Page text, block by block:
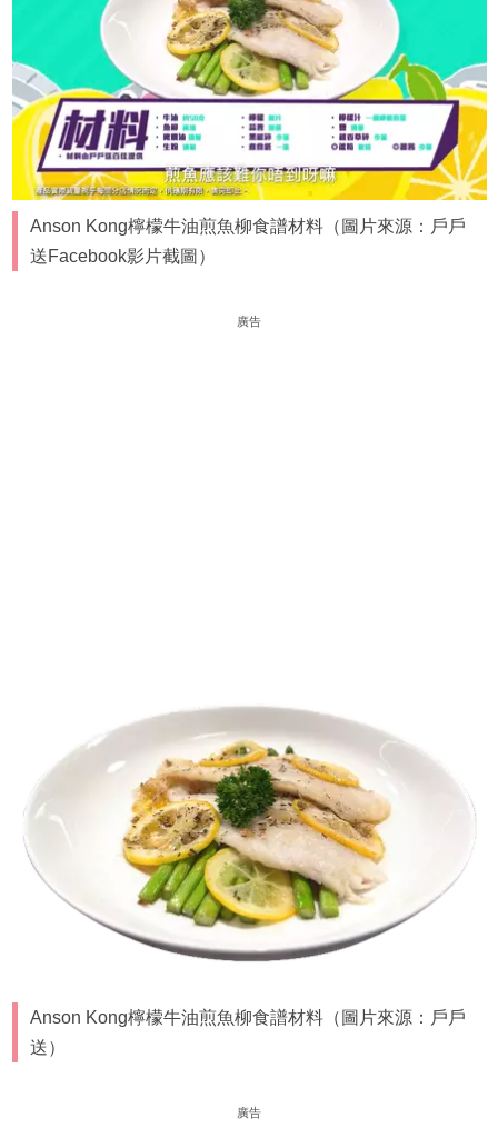
Anson Kong檸檬牛油煎魚柳食譜材料（圖片來源：戶戶
送Facebook影片截圖）
廣告
Anson Kong檸檬牛油煎魚柳食譜材料（圖片來源：戶戶
送）
廣告